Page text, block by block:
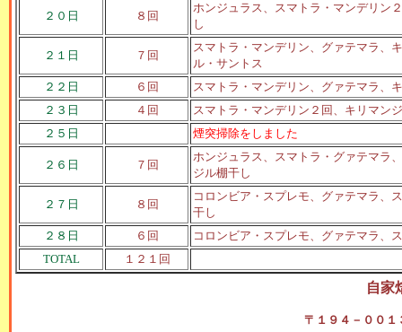
２０日 ８回
ホンジュラス、スマトラ・マンデリン
し
２１日 ７回
スマトラ・マンデリン、グァテマラ、
ル・サントス
２２日
６回
スマトラ・マンデリン、グァテマラ、
２３日
４回
スマトラ・マンデリン２回、キリマン
２５日
煙突掃除をしました
２６日 ７回
ホンジュラス、スマトラ・グァテマラ
ジル棚干し
２７日 ８回
コロンビア・スプレモ、グァテマラ、
干し
２８日
６回
コロンビア・スプレモ、グァテマラ、
TOTAL
１２１回
自家
〒１９４－００１